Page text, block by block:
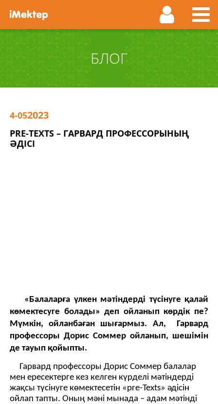
БЛОГ
4-052023
PRE-TEXTS – ГАРВАРД ПРОФЕССОРЫНЫҢ
ӘДІСІ
«Балаларға үлкен мәтіндерді түсінуге қалай
көмектесуге болады» деп ойланып көрдік пе?
Мүмкін, ойланбаған шығармыз. Ал, Гарвард
профессоры Дорис Соммер ойланып, шешімін
де тауып қойыпты.
Гарвард профессоры Дорис Соммер балалар
мен ересектерге кез келген күрделі мәтіндерді
жақсы түсінуге көмектесетін «pre-Texts» әдісін
ойлап тапты. Оның мәні мынада – адам мәтінді